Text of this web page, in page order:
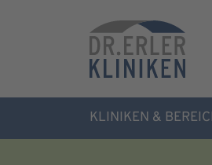
KLINIKEN &